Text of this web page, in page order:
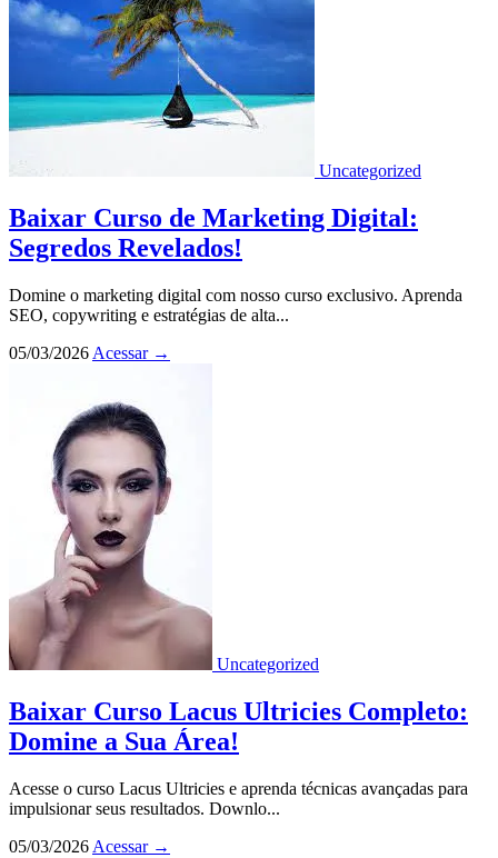
Uncategorized
Baixar Curso de Marketing Digital:
Segredos Revelados!
Domine o marketing digital com nosso curso exclusivo. Aprenda
SEO, copywriting e estratégias de alta...
05/03/2026 Acessar →
Uncategorized
Baixar Curso Lacus Ultricies Completo:
Domine a Sua Área!
Acesse o curso Lacus Ultricies e aprenda técnicas avançadas para
impulsionar seus resultados. Downlo...
05/03/2026 Acessar →